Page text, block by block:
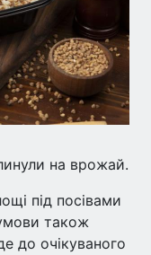
на врожай.
під посівами
також
до очікуваного